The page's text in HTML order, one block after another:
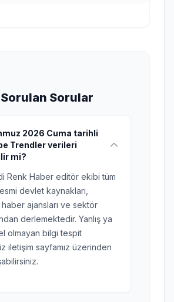
Sorulan Sorular
2026 Cuma tarihli
Trendler verileri
mi?
Renk Haber editör ekibi tüm
devlet kaynakları,
ajansları ve sektör
derlemektedir. Yanlış ya
olmayan bilgi tespit
iletişim sayfamız üzerinden